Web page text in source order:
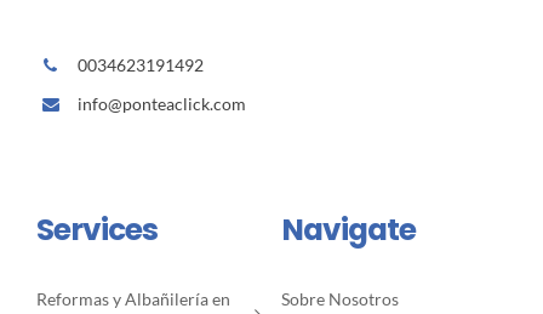
0034623191492
info@ponteaclick.com
Services
Reformas y Albañilería en
Navigate
Sobre Nosotros